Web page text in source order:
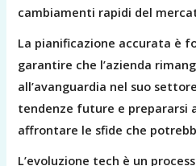
cambiamenti rapidi del
La pianificazione accurata è
garantire che l’azienda
all’avanguardia nel suo
tendenze future e prepararsi
affrontare le sfide che
L’evoluzione tech è un